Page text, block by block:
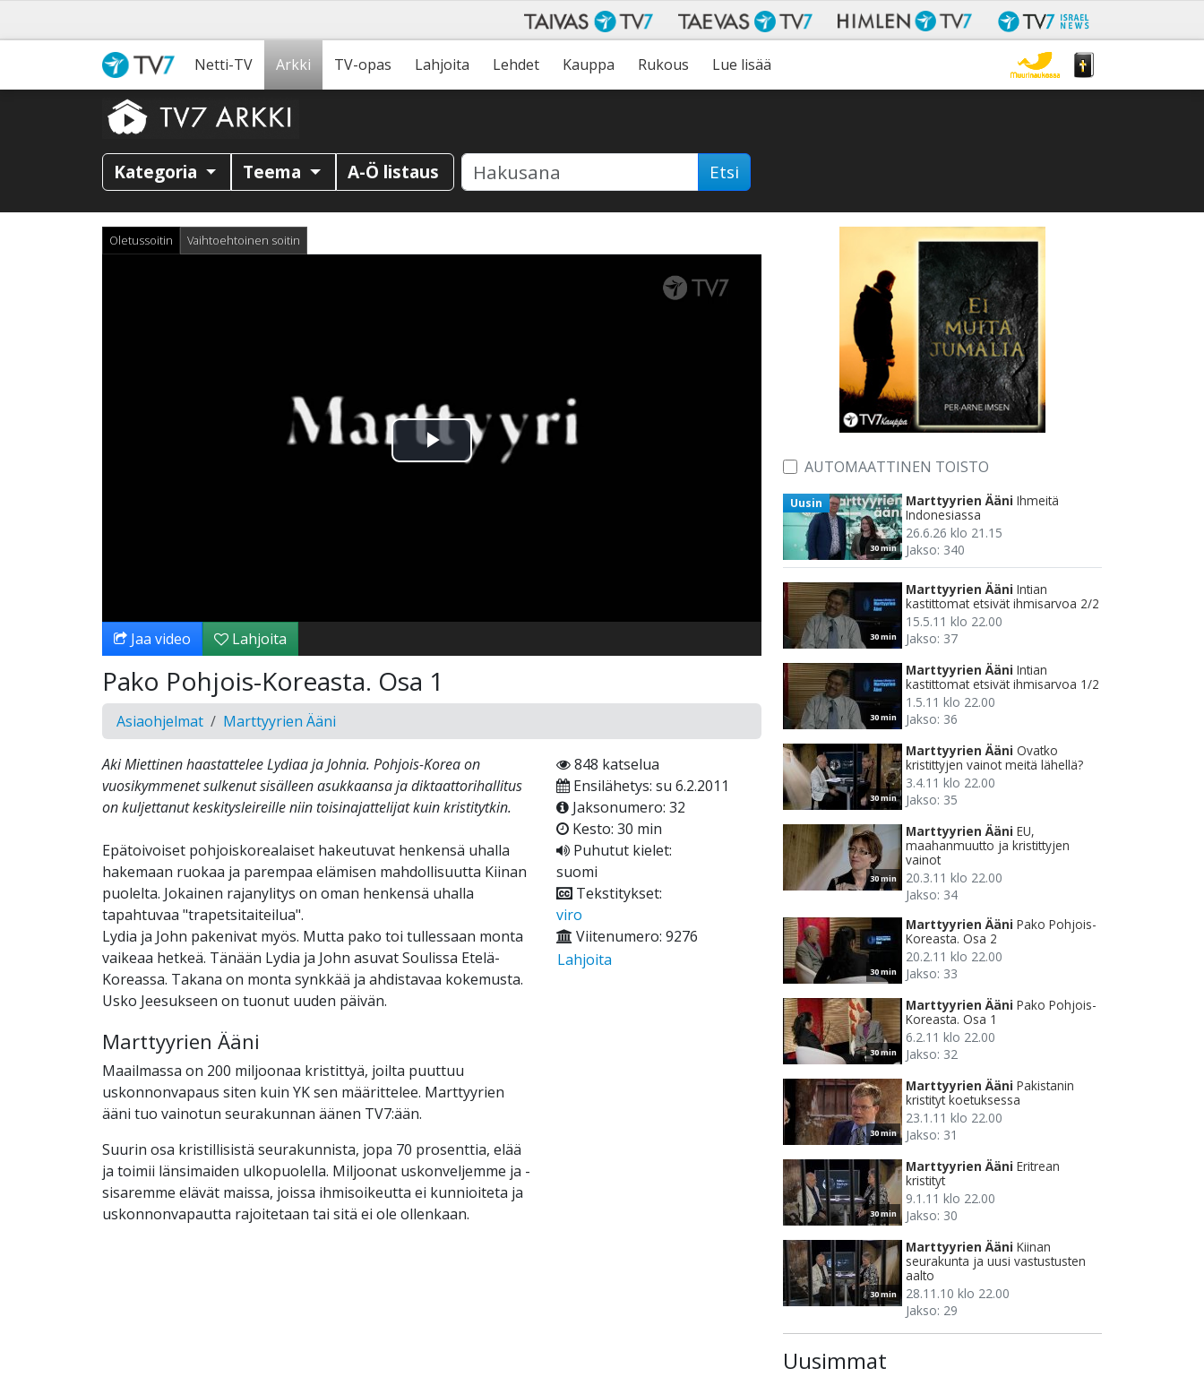
Netti-TV Arkki TV-opas Lahjoita Lehdet Kauppa Rukous Lue lisää
Kategoria Teema A-Ö listaus Etsi
Oletussoitin Vaihtoehtoinen soitin
Toista
Jaa video Lahjoita
Pako Pohjois-Koreasta. Osa 1
Asiaohjelmat Marttyyrien Ääni
Aki Miettinen haastattelee Lydiaa ja Johnia. Pohjois-Korea on
vuosikymmenet sulkenut sisälleen asukkaansa ja diktaattorihallitus
on kuljettanut keskitysleireille niin toisinajattelijat kuin kristitytkin.
Epätoivoiset pohjoiskorealaiset hakeutuvat henkensä uhalla
hakemaan ruokaa ja parempaa elämisen mahdollisuutta Kiinan
puolelta. Jokainen rajanylitys on oman henkensä uhalla
tapahtuvaa "trapetsitaiteilua".
Lydia ja John pakenivat myös. Mutta pako toi tullessaan monta
vaikeaa hetkeä. Tänään Lydia ja John asuvat Soulissa Etelä-
Koreassa. Takana on monta synkkää ja ahdistavaa kokemusta.
Usko Jeesukseen on tuonut uuden päivän.
Marttyyrien Ääni
Maailmassa on 200 miljoonaa kristittyä, joilta puuttuu
uskonnonvapaus siten kuin YK sen määrittelee. Marttyyrien
ääni tuo vainotun seurakunnan äänen TV7:ään.
Suurin osa kristillisistä seurakunnista, jopa 70 prosenttia, elää
ja toimii länsimaiden ulkopuolella. Miljoonat uskonveljemme ja -
sisaremme elävät maissa, joissa ihmisoikeutta ei kunnioiteta ja
uskonnonvapautta rajoitetaan tai sitä ei ole ollenkaan.
848 katselua
Ensilähetys: su 6.2.2011
Jaksonumero: 32
Kesto: 30 min
Puhutut kielet:
suomi
Tekstitykset:
viro
Viitenumero: 9276
Lahjoita
AUTOMAATTINEN TOISTO
30 min
Uusin Marttyyrien Ääni Ihmeitä
Indonesiassa
26.6.26 klo 21.15
Jakso: 340
30 min
Marttyyrien Ääni Intian
kastittomat etsivät ihmisarvoa 2/2
15.5.11 klo 22.00
Jakso: 37
30 min
Marttyyrien Ääni Intian
kastittomat etsivät ihmisarvoa 1/2
1.5.11 klo 22.00
Jakso: 36
30 min
Marttyyrien Ääni Ovatko
kristittyjen vainot meitä lähellä?
3.4.11 klo 22.00
Jakso: 35
30 min
Marttyyrien Ääni EU,
maahanmuutto ja kristittyjen
vainot
20.3.11 klo 22.00
Jakso: 34
30 min
Marttyyrien Ääni Pako Pohjois-
Koreasta. Osa 2
20.2.11 klo 22.00
Jakso: 33
30 min
Marttyyrien Ääni Pako Pohjois-
Koreasta. Osa 1
6.2.11 klo 22.00
Jakso: 32
30 min
Marttyyrien Ääni Pakistanin
kristityt koetuksessa
23.1.11 klo 22.00
Jakso: 31
30 min
Marttyyrien Ääni Eritrean
kristityt
9.1.11 klo 22.00
Jakso: 30
30 min
Marttyyrien Ääni Kiinan
seurakunta ja uusi vastustusten
aalto
28.11.10 klo 22.00
Jakso: 29
Uusimmat